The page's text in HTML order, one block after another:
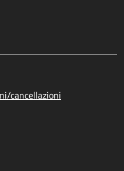
cancellazioni